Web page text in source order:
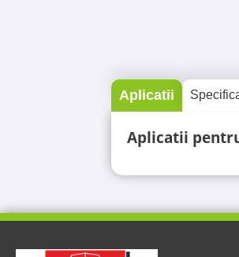
Aplicatii
Aplicatii pentru: